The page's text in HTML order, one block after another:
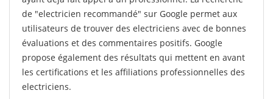
de "electricien recommandé" sur Google permet aux
utilisateurs de trouver des electriciens avec de bonnes
évaluations et des commentaires positifs. Google
propose également des résultats qui mettent en avant
les certifications et les affiliations professionnelles des
electriciens.